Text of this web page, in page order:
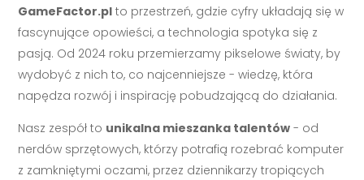
GameFactor.pl to przestrzeń, gdzie cyfry układają się w
fascynujące opowieści, a technologia spotyka się z
pasją. Od 2024 roku przemierzamy pikselowe światy, by
wydobyć z nich to, co najcenniejsze - wiedzę, która
napędza rozwój i inspirację pobudzającą do działania.
Nasz zespół to unikalna mieszanka talentów - od
nerdów sprzętowych, którzy potrafią rozebrać komputer
z zamkniętymi oczami, przez dziennikarzy tropiących